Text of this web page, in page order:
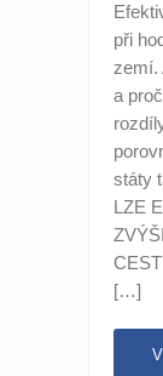
při
zemí.
a
státy
LZE
[…]